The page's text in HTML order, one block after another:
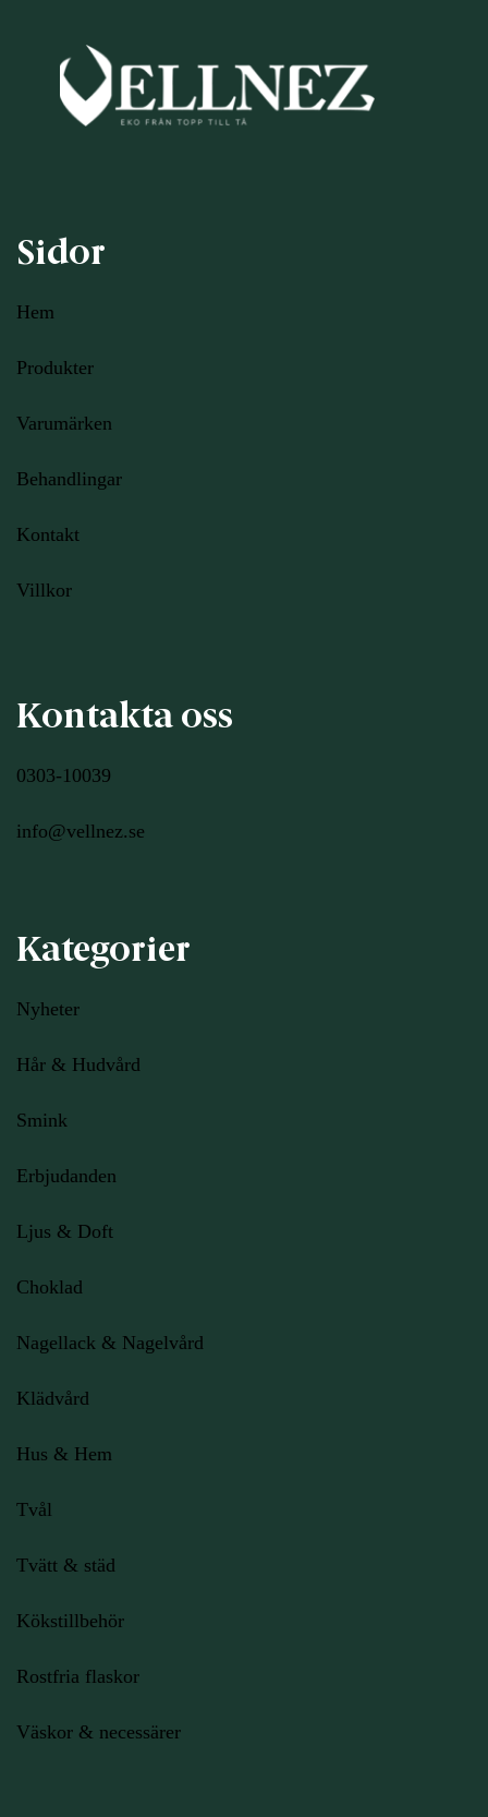
Sidor
Hem
Produkter
Varumärken
Behandlingar
Kontakt
Villkor
Kontakta oss
0303-10039
info@vellnez.se
Kategorier
Nyheter
Hår & Hudvård
Smink
Erbjudanden
Ljus & Doft
Choklad
Nagellack & Nagelvård
Klädvård
Hus & Hem
Tvål
Tvätt & städ
Kökstillbehör
Rostfria flaskor
Väskor & necessärer